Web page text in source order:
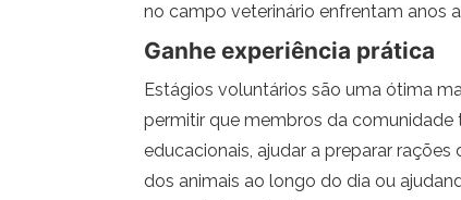
no campo veterinário enfrentam anos
Ganhe experiência prática
Estágios voluntários são uma ótima
permitir que membros da
educacionais, ajudar a preparar
dos animais ao longo do dia ou